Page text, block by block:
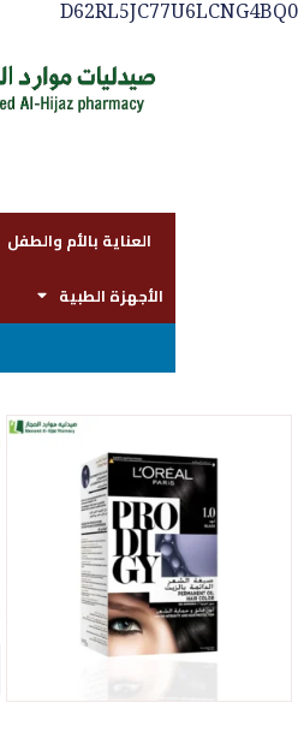
D62RL5JC77U6LCNG4BQ0
العناية بالأم والطفل
الأجهزة الطبية